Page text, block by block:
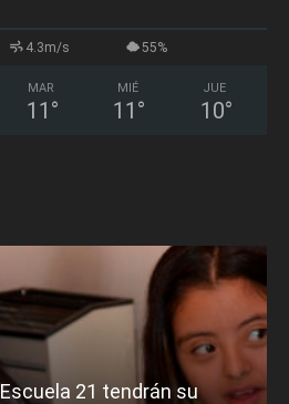
4.3m/s 55%
MAR
11 °
MIÉ
11 °
JUE
10°
21 tendrán su